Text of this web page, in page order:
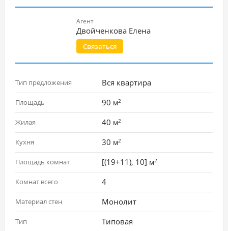
Агент
Двойченкова Елена
Связаться
Тип предложения Вся квартира
Площадь 90 м2
Жилая 40 м2
Кухня 30 м2
Площадь комнат [(19+11), 10] м2
Комнат всего 4
Материал стен Монолит
Тип Типовая